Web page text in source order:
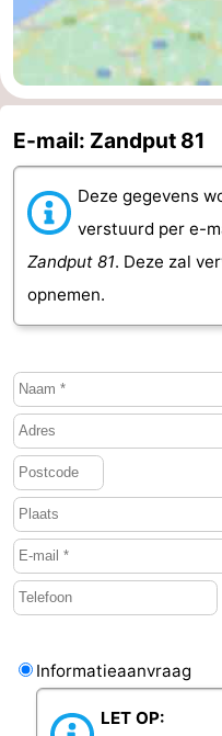
E-mail: Zandput 81
Deze gegevens
verstuurd per e-
Zandput 81. Deze zal
opnemen.
Informatieaanvraag
LET OP: